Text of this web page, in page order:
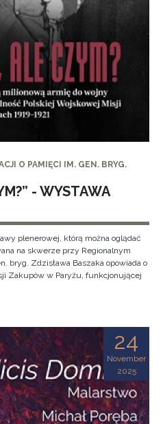
O PAMIĘCI IM. GEN. BRYG.
- WYSTAWA
plenerowej, którą można oglądać
na skwerze przy Regionalnym
bryg. Zdzisława Baszaka opowiada o
Zakupów w Paryżu, funkcjonującej
24
November
2025